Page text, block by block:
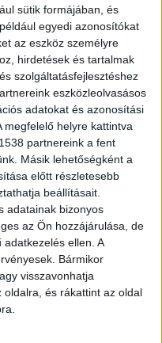
sütik formájában, és
egyedi azonosítókat
az eszköz személyre
hirdetések és tartalmak
szolgáltatásfejlesztéshez
eszközleolvasásos
adatokat és azonosítási
megfelelő helyre kattintva
partnereink a fent
Másik lehetőségként a
előtt részletesebb
beállításait.
adatainak bizonyos
az Ön hozzájárulása, de
ellen. A
Bármikor
visszavonhatja
és rákattint az oldal
a rendőrség:
őt – fotók